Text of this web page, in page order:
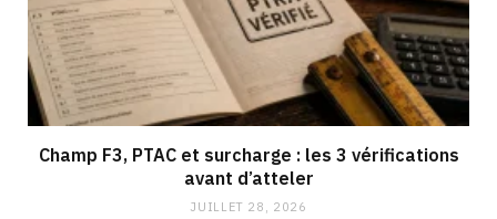
Champ F3, PTAC et surcharge : les 3 vérifications
avant d’atteler
JUILLET 28, 2026